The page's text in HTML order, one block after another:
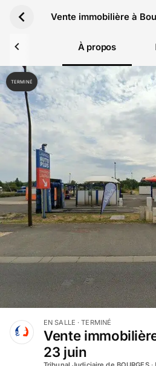
Vente immobilière à
À propos
TERMINÉ
EN SALLE · TERMINÉ
Vente
23 juin